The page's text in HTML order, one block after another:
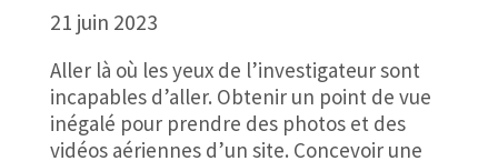
21 juin 2023
Aller là où les yeux de l’investigateur sont
incapables d’aller. Obtenir un point de vue
inégalé pour prendre des photos et des
vidéos aériennes d’un site. Concevoir une